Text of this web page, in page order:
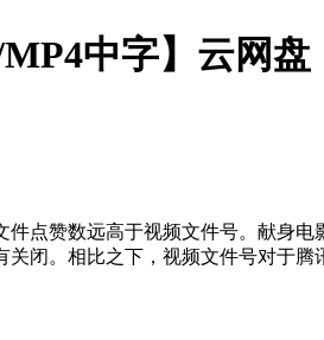
中字】云网盘
点赞数远高于视频文件号。献身
闭。相比之下，视频文件号对于腾